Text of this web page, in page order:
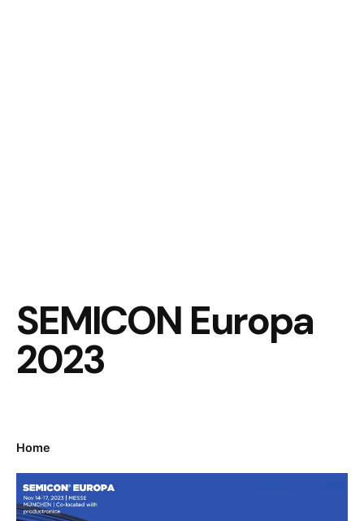
SEMICON Europa
2023
Home